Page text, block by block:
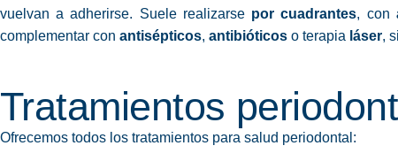
vuelvan a adherirse. Suele realizarse por cuadrantes, con
complementar con antisépticos, antibióticos o terapia láser,
Tratamientos
Ofrecemos todos los tratamientos para salud periodontal: